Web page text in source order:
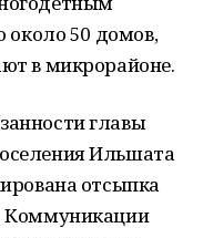
около 50 домов,
в микрорайоне.
главы
Ильшата
отсыпка
Коммуникации